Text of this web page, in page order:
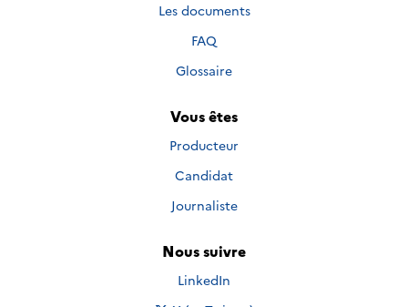
Les documents
FAQ
Glossaire
Vous êtes
Producteur
Candidat
Journaliste
Nous suivre
Nous suivre sur
LinkedIn